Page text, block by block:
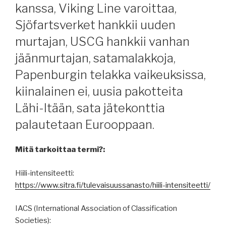
kanssa, Viking Line varoittaa,
Sjöfartsverket hankkii uuden
murtajan, USCG hankkii vanhan
jäänmurtajan, satamalakkoja,
Papenburgin telakka vaikeuksissa,
kiinalainen ei, uusia pakotteita
Lähi-Itään, sata jätekonttia
palautetaan Eurooppaan.
Mitä tarkoittaa termi?:
Hiili-intensiteetti:
https://www.sitra.fi/tulevaisuussanasto/hiili-intensiteetti/
IACS (International Association of Classification
Societies):